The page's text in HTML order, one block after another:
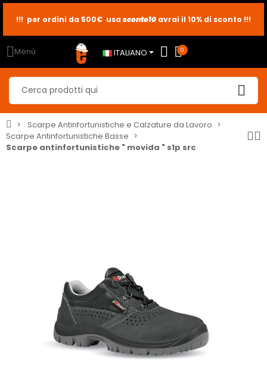
sconto2
sconto5
!!! per ordini da 500€ usa sconto10 avrai il 10% di sconto !!!
Menù ITALIANO 0
Scarpe Antinfortunistiche e Calzature da Lavoro
Scarpe Antinfortunistiche Basse
Scarpe antinfortunistiche " movida " s1p src